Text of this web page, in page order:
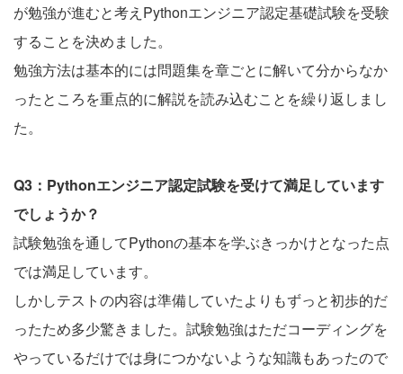
が勉強が進むと考えPythonエンジニア認定基礎試験を受験
することを決めました。
勉強方法は基本的には問題集を章ごとに解いて分からなか
ったところを重点的に解説を読み込むことを繰り返しまし
た。
Q3：Pythonエンジニア認定試験を受けて満足しています
でしょうか？
試験勉強を通してPythonの基本を学ぶきっかけとなった点
では満足しています。
しかしテストの内容は準備していたよりもずっと初歩的だ
ったため多少驚きました。試験勉強はただコーディングを
やっているだけでは身につかないような知識もあったので